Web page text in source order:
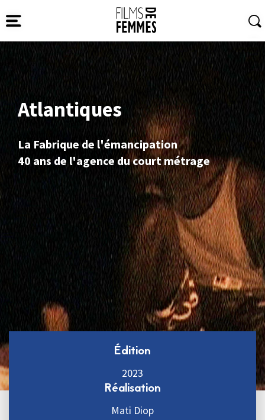
Atlantiques
La Fabrique de l'émancipation
40 ans de l'agence du court métrage
Édition
2023
Réalisation
Mati Diop